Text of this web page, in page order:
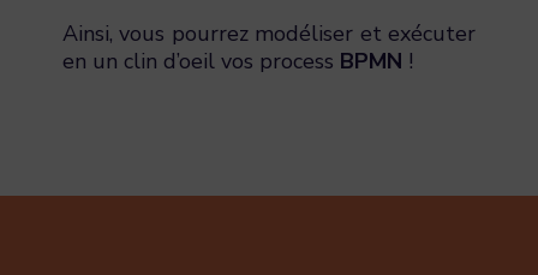
Ainsi, vous pourrez modéliser et exécuter
en un clin d’oeil vos process BPMN !